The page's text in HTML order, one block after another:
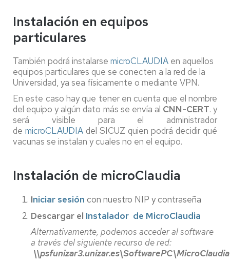
Instalación en equipos
particulares
También podrá instalarse microCLAUDIA en aquellos
equipos particulares que se conecten a la red de la
Universidad, ya sea físicamente o mediante VPN.
En este caso hay que tener en cuenta que el nombre
del equipo y algún dato más se envía al CNN-CERT. y
será visible para el administrador
de microCLAUDIA del SICUZ quien podrá decidir qué
vacunas se instalan y cuales no en el equipo.
Instalación de microClaudia
Iniciar sesión con nuestro NIP y contraseña
Descargar el Instalador de MicroClaudia
Alternativamente, podemos acceder al software
a través del siguiente recurso de red:
\\psfunizar3.unizar.es\SoftwarePC\MicroClaudia